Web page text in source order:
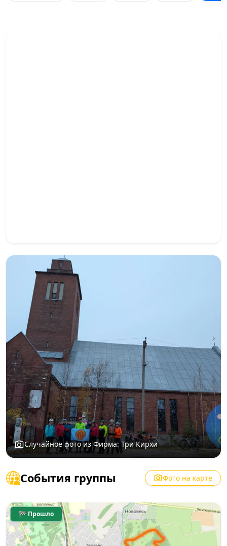
Случайное фото из Фирма: Три Кирхи
События группы Фото на карте
🏁 Прошло